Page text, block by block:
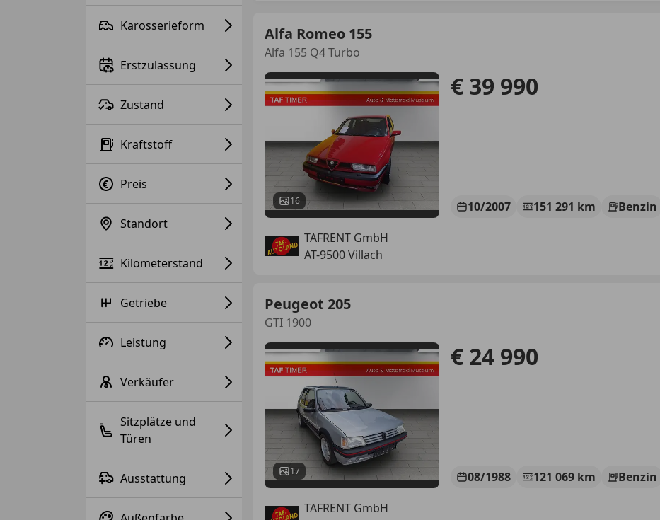
Karosserieform
Erstzulassung
Zustand
Kraftstoff
Preis
Standort
Kilometerstand
Getriebe
Leistung
Verkäufer
Sitzplätze und
Türen
Ausstattung
Alfa Romeo 155
Alfa 155 Q4 Turbo
16
€ 39 990
10/2007 151 291 km Benzin
TAFRENT GmbH
AT-9500 Villach
Peugeot 205
GTI 1900
17
€ 24 990
08/1988 121 069 km Benzin
TAFRENT GmbH